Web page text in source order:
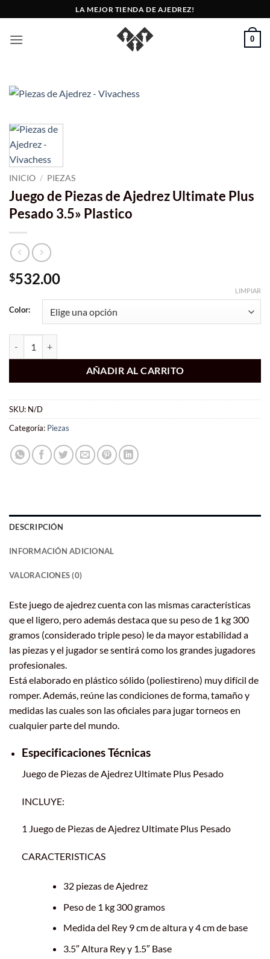
al
contenido
LA MEJOR TIENDA DE AJEDREZ!
0
INICIO / PIEZAS
Juego de Piezas de Ajedrez Ultimate Plus
Pesado 3.5» Plastico
$532.00
Color:
LIMPIAR
AÑADIR AL CARRITO
SKU: N/D
Categoría: Piezas
DESCRIPCIÓN
INFORMACIÓN ADICIONAL
VALORACIONES (0)
Este juego de ajedrez cuenta con las mismas características
que el ligero, pero además destaca que su peso de 1 kg 300
gramos (considerado triple peso) le da mayor estabilidad a
las piezas y el jugador se sentirá como los grandes jugadores
profesionales.
Está elaborado en plástico sólido (poliestireno) muy difícil de
romper. Además, reúne las condiciones de forma, tamaño y
medidas las cuales son las oficiales para jugar torneos en
cualquier parte del mundo.
Especificaciones Técnicas
Juego de Piezas de Ajedrez Ultimate Plus Pesado
INCLUYE:
1 Juego de Piezas de Ajedrez Ultimate Plus Pesado
CARACTERISTICAS
32 piezas de Ajedrez
Peso de 1 kg 300 gramos
Medida del Rey 9 cm de altura y 4 cm de base
3.5″ Altura Rey y 1.5″ Base